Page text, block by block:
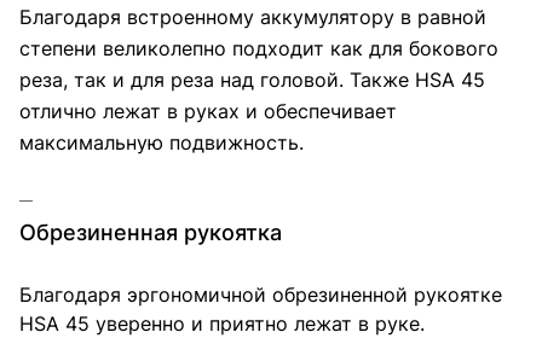
Благодаря встроенному аккумулятору в равной
степени великолепно подходит как для бокового
реза, так и для реза над головой. Также HSA 45
отлично лежат в руках и обеспечивает
максимальную подвижность.
Обрезиненная рукоятка
Благодаря эргономичной обрезиненной рукоятке
HSA 45 уверенно и приятно лежат в руке.